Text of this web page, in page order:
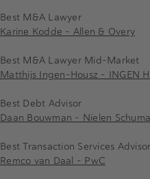
Best M&A Lawyer
Karine Kodde - Allen & Overy
Best M&A Lawyer Mid-Market
Matthijs Ingen-Housz - INGEN
Best Debt Advisor
Daan Bouwman - Nielen
Best Transaction Services
Remco van Daal - PwC